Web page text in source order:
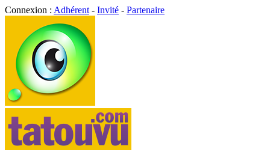
Connexion : Adhérent - Invité - Partenaire